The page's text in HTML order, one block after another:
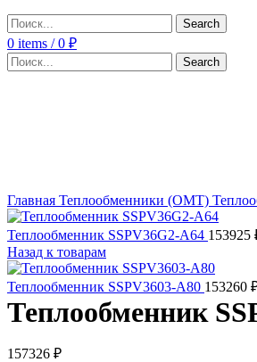
Search
0 items / 0 ₽
Search
Главная Теплообменники (OMT)
Теплообменник SSPV36G2-A64 153925
Назад к товарам
Теплообменник SSPV3603-A80 153260
Теплообменник
157326 ₽